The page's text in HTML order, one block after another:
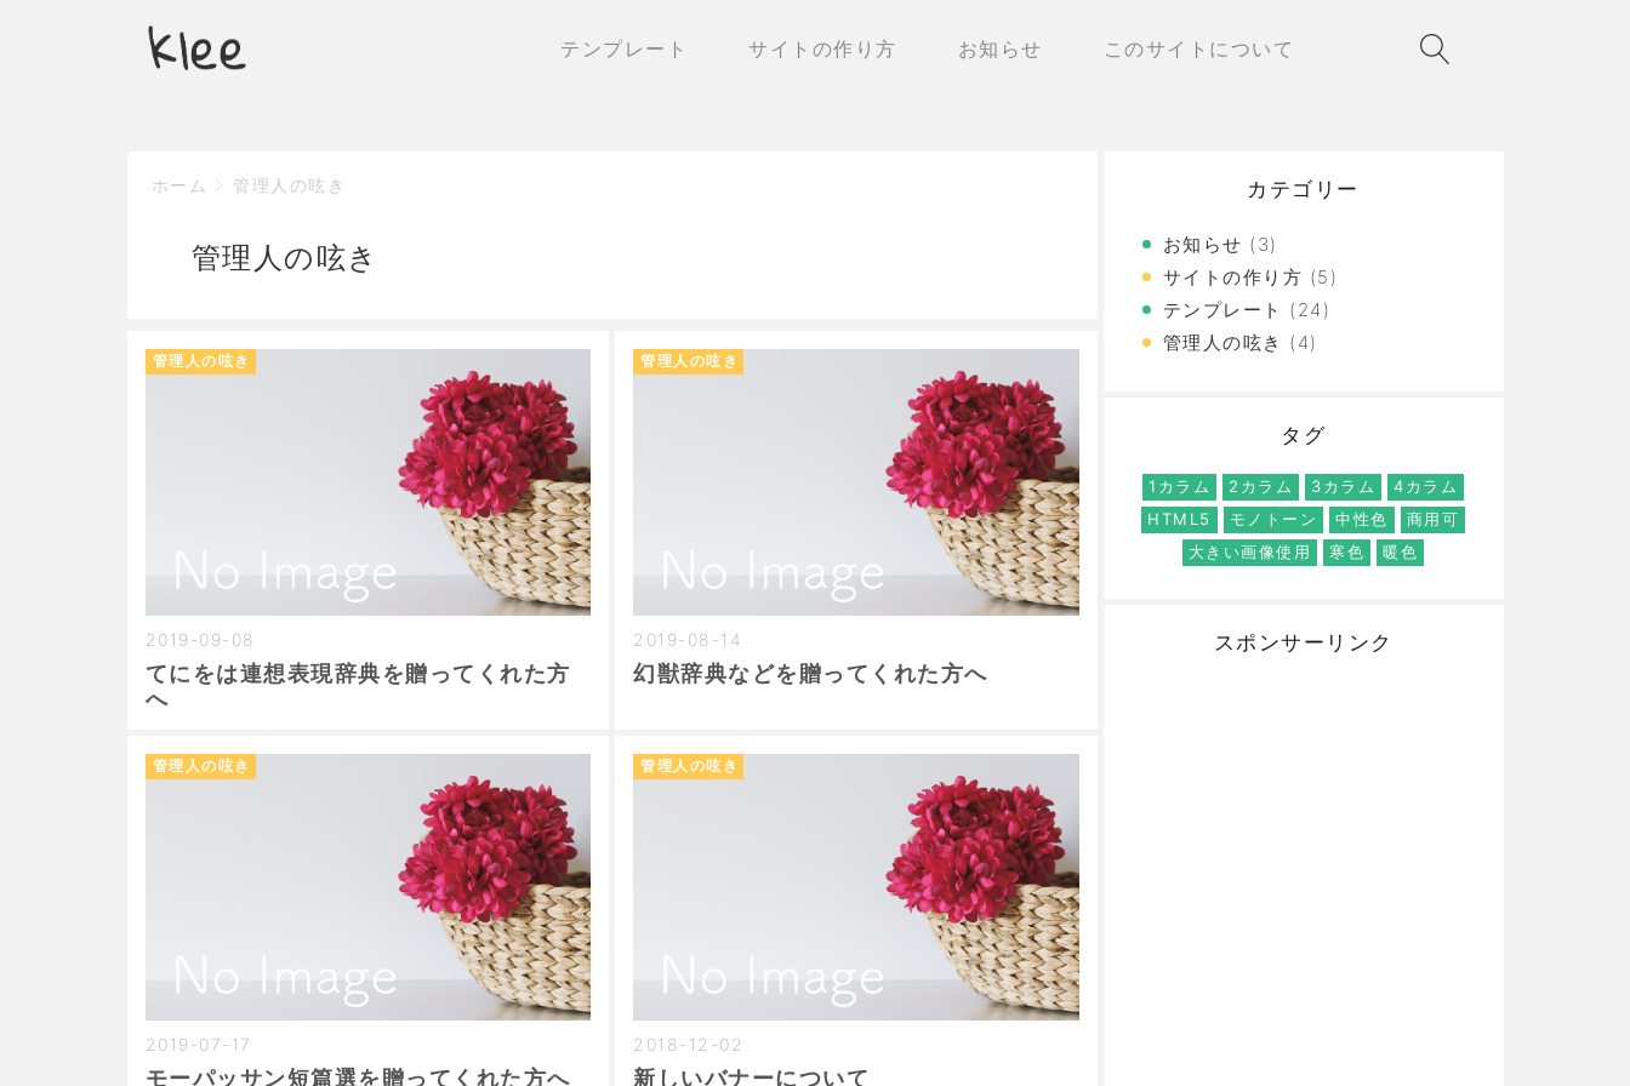
テンプレート サイトの作り方 お知らせ このサイトについて
ホーム 管理人の呟き
管理人の呟き
管理人の呟き
2019-09-08
てにをは連想表現辞典を贈ってくれた方
へ
管理人の呟き
2019-08-14
幻獣辞典などを贈ってくれた方へ
管理人の呟き
2019-07-17
モーパッサン短篇選を贈ってくれた方へ
管理人の呟き
2018-12-02
新しいバナーについて
カテゴリー
お知らせ (3)
サイトの作り方 (5)
テンプレート (24)
管理人の呟き (4)
タグ
1カラム 2カラム 3カラム
4カラム
HTML5
モノトーン 中性色
商用可
大きい画像使用
寒色 暖色
スポンサーリンク